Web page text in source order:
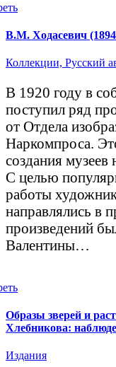
В.М. Ходасевич
Коллекции, Русский
В 1920 году в
поступил ряд
от Отдела
Наркомпроса.
создания
С целью
работы
направлялись в
произведений
Валентины…
Образы зверей и
Хлебникова:
Издания